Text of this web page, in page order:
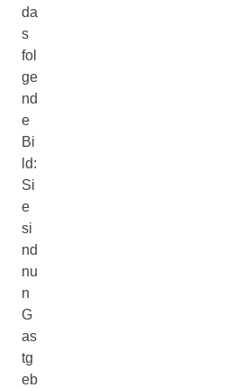
da
s
fol
ge
nd
e
Bi
ld:
Si
e
si
nd
nu
n
G
as
tg
eb